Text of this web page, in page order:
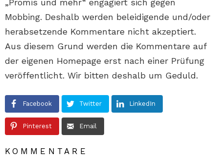
„Promis und mehr“ engagiert sich gegen
Mobbing. Deshalb werden beleidigende und/oder
herabsetzende Kommentare nicht akzeptiert.
Aus diesem Grund werden die Kommentare auf
der eigenen Homepage erst nach einer Prüfung
veröffentlicht. Wir bitten deshalb um Geduld.
Facebook Twitter LinkedIn
Pinterest Email
KOMMENTARE